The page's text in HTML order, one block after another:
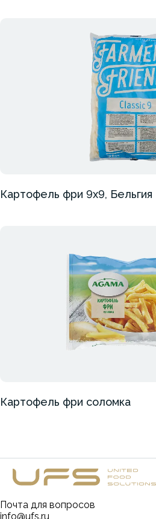
Картофель фри 9х9, Бельгия
Картофель фри соломка
Почта для вопросов
info@ufs.ru